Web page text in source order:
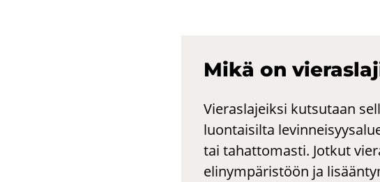
Mikä on
Vieraslajeiksi kutsutaan
luontaisilta
tai tahattomasti. Jotkut
elinympäristöön ja